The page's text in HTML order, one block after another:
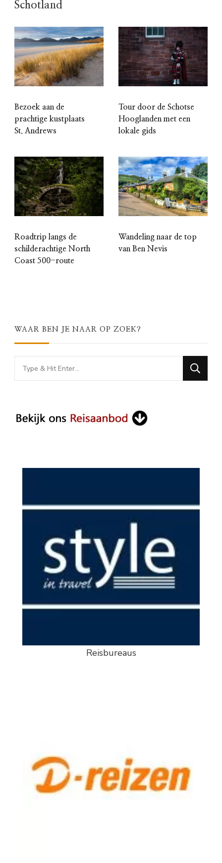
Schotland
Bezoek aan de
prachtige kustplaats
St. Andrews
Tour door de Schotse
Hooglanden met een
lokale gids
Roadtrip langs de
schilderachtige North
Coast 500-route
Wandeling naar de top
van Ben Nevis
WAAR BEN JE NAAR OP ZOEK?
Looking
for
Reisbureaus